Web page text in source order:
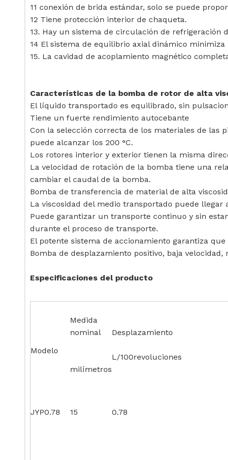
11 conexión de brida estándar, solo se puede
12 Tiene protección interior de chaqueta.
13. Hay un sistema de circulación de
14 El sistema de equilibrio axial dinámico
15. La cavidad de acoplamiento magnético
Características de la bomba de rotor de alta
El líquido transportado es equilibrado, sin
Tiene un fuerte rendimiento autocebante
Con la selección correcta de los materiales de las
puede alcanzar los 200 °C.
Los rotores interior y exterior tienen la misma
La velocidad de rotación de la bomba tiene una
cambiar el caudal de la bomba.
Bomba de transferencia de material de alta
La viscosidad del medio transportado puede llegar
Puede garantizar un transporte continuo y sin
durante el proceso de transporte.
El potente sistema de accionamiento garantiza
Bomba de desplazamiento positivo, baja
Especificaciones del producto
Modelo
Medida
nominal
milímetros
Desplazamiento
L/100revoluciones
JYP0.78 15 0.78